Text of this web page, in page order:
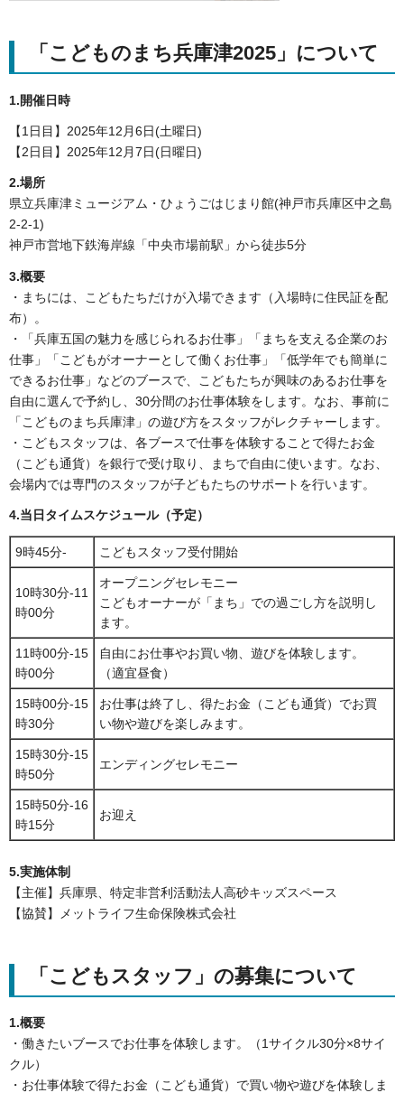
「こどものまち兵庫津2025」について
1.開催日時
【1日目】2025年12月6日(土曜日)
【2日目】2025年12月7日(日曜日)
2.場所
県立兵庫津ミュージアム・ひょうごはじまり館(神戸市兵庫区中之島
2-2-1)
神戸市営地下鉄海岸線「中央市場前駅」から徒歩5分
3.概要
・まちには、こどもたちだけが入場できます（入場時に住民証を配
布）。
・「兵庫五国の魅力を感じられるお仕事」「まちを支える企業のお
仕事」「こどもがオーナーとして働くお仕事」「低学年でも簡単に
できるお仕事」などのブースで、こどもたちが興味のあるお仕事を
自由に選んで予約し、30分間のお仕事体験をします。なお、事前に
「こどものまち兵庫津」の遊び方をスタッフがレクチャーします。
・こどもスタッフは、各ブースで仕事を体験することで得たお金
（こども通貨）を銀行で受け取り、まちで自由に使います。なお、
会場内では専門のスタッフが子どもたちのサポートを行います。
4.当日タイムスケジュール（予定）
9時45分- こどもスタッフ受付開始
10時30分-11
時00分
オープニングセレモニー
こどもオーナーが「まち」での過ごし方を説明し
ます。
11時00分-15
時00分
自由にお仕事やお買い物、遊びを体験します。
（適宜昼食）
15時00分-15
時30分
お仕事は終了し、得たお金（こども通貨）でお買
い物や遊びを楽しみます。
15時30分-15
時50分
エンディングセレモニー
15時50分-16
時15分
お迎え
5.実施体制
【主催】兵庫県、特定非営利活動法人高砂キッズスペース
【協賛】メットライフ生命保険株式会社
「こどもスタッフ」の募集について
1.概要
・働きたいブースでお仕事を体験します。（1サイクル30分×8サイ
クル）
・お仕事体験で得たお金（こども通貨）で買い物や遊びを体験しま